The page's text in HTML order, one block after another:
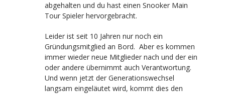
abgehalten und du hast einen Snooker Main
Tour Spieler hervorgebracht.
Leider ist seit 10 Jahren nur noch ein
Gründungsmitglied an Bord. Aber es kommen
immer wieder neue Mitglieder nach und der ein
oder andere übernimmt auch Verantwortung.
Und wenn jetzt der Generationswechsel
langsam eingeläutet wird, kommt dies den